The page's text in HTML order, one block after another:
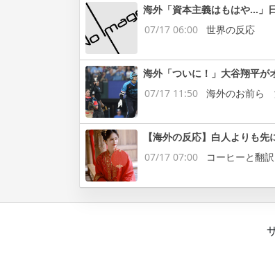
海外「資本主義はもはや…」
07/17 06:00
世界の反応
海外「ついに！」大谷翔平が
07/17 11:50
海外のお前ら
【海外の反応】白人よりも
07/17 07:00
コーヒーと翻訳